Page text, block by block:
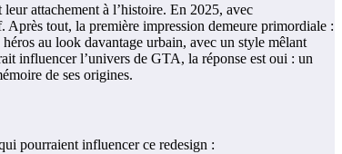
attachement à l’histoire. En 2025, avec
Après tout, la première impression demeure primordiale :
au look davantage urbain, avec un style mêlant
influencer l’univers de GTA, la réponse est oui : un
de ses origines.
pourraient influencer ce redesign :